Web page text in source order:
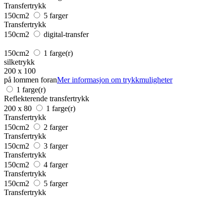
Transfertrykk
150cm2
5 farger
Transfertrykk
150cm2
digital-transfer
150cm2
1 farge(r)
silketrykk
200 x 100
på lommen foranMer informasjon om trykkmuligheter
1 farge(r)
Reflekterende transfertrykk
200 x 80
1 farge(r)
Transfertrykk
150cm2
2 farger
Transfertrykk
150cm2
3 farger
Transfertrykk
150cm2
4 farger
Transfertrykk
150cm2
5 farger
Transfertrykk